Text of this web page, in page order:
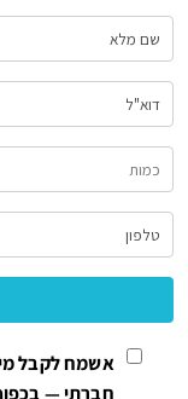
אשמח לקבל
חברתי —